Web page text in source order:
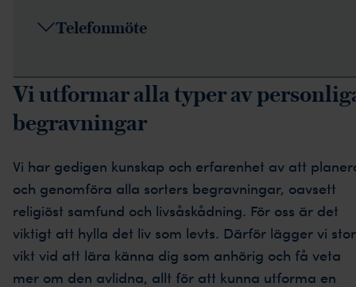
Telefonmöte
Vi utformar alla typer av
begravningar
Vi har gedigen kunskap och erfarenhet av att
och genomföra alla sorters begravningar, oavsett
religiöst samfund och livsåskådning. För oss är det
viktigt att hylla det liv som levts. Därför lägger vi stor
vikt vid att lära känna dig som anhörig och få veta
mer om den avlidna, allt för att kunna utforma en